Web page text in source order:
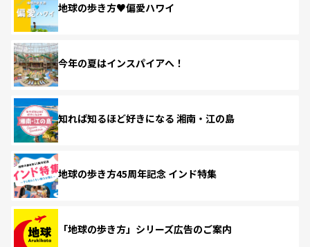
地球の歩き方♥偏愛ハワイ
今年の夏はインスパイアへ！
知れば知るほど好きになる 湘南・江の島
地球の歩き方45周年記念 インド特集
「地球の歩き方」シリーズ広告のご案内